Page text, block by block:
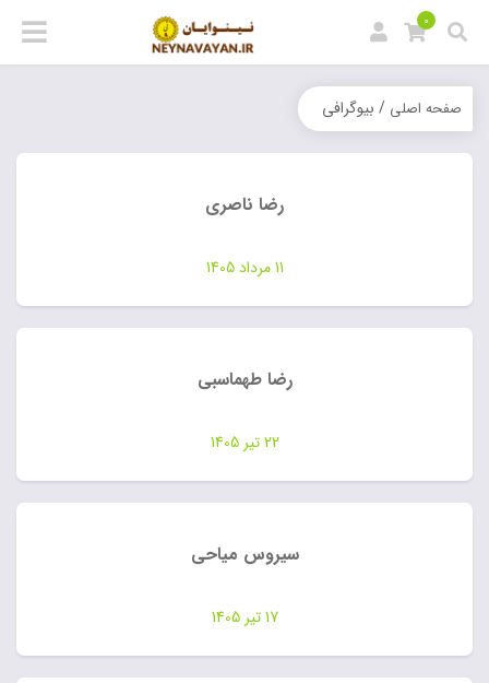
0
صفحه اصلی / بیوگرافی
رضا ناصری
11 مرداد 1405
رضا طهماسبی
22 تیر 1405
سیروس میاحی
17 تیر 1405